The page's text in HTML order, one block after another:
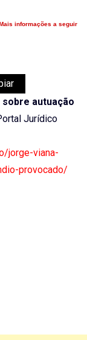
informações a seguir
autuação
Jurídico
jorge-viana-
provocado/